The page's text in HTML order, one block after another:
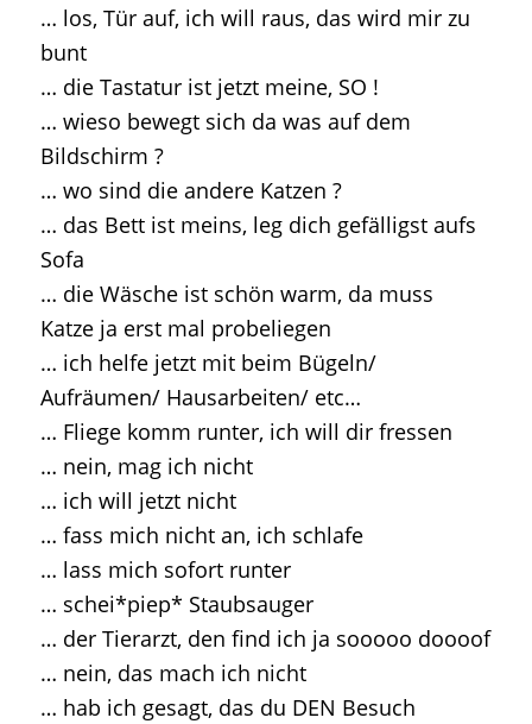
… los, Tür auf, ich will raus, das wird mir zu
bunt
… die Tastatur ist jetzt meine, SO !
… wieso bewegt sich da was auf dem
Bildschirm ?
… wo sind die andere Katzen ?
… das Bett ist meins, leg dich gefälligst aufs
Sofa
… die Wäsche ist schön warm, da muss
Katze ja erst mal probeliegen
… ich helfe jetzt mit beim Bügeln/
Aufräumen/ Hausarbeiten/ etc…
… Fliege komm runter, ich will dir fressen
… nein, mag ich nicht
… ich will jetzt nicht
… fass mich nicht an, ich schlafe
… lass mich sofort runter
… schei*piep* Staubsauger
… der Tierarzt, den find ich ja sooooo doooof
… nein, das mach ich nicht
… hab ich gesagt, das du DEN Besuch